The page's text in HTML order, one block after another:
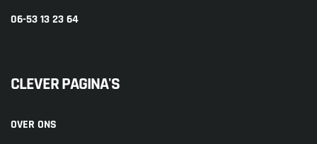
06-53 13 23 64
CLEVER PAGINA'S
OVER ONS